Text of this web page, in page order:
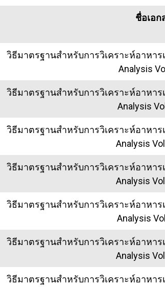
ชื่อเอก
วิธีมาตรฐานสำหรับการวิเคราะห์อาหาร
Analysis
วิธีมาตรฐานสำหรับการวิเคราะห์อาหาร
Analysis
วิธีมาตรฐานสำหรับการวิเคราะห์อาหาร
Analysis
วิธีมาตรฐานสำหรับการวิเคราะห์อาหาร
Analysis
วิธีมาตรฐานสำหรับการวิเคราะห์อาหาร
Analysis
วิธีมาตรฐานสำหรับการวิเคราะห์อาหาร
Analysis
วิธีมาตรฐานสำหรับการวิเคราะห์อาหาร